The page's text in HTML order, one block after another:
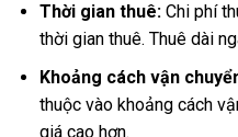
Thời gian thuê:Chi phí
thời gian thuê. Thuê dài
Khoảng cách vận
thuộc vào khoảng cách
giá cao hơn.